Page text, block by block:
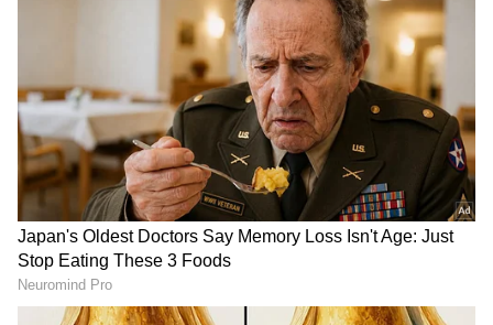
ಸಂತೋಷವನ್ನು ತರಬಹುದು.
ಸಮಗ್ರ ಸುದ್ದಿ ಮೂಲವನ್ನಾಗಿ asianet suvarna news ಅನ್ನು
ಆಯ್ಕೆ ಮಾಡಿಕೊಳ್ಳಿ